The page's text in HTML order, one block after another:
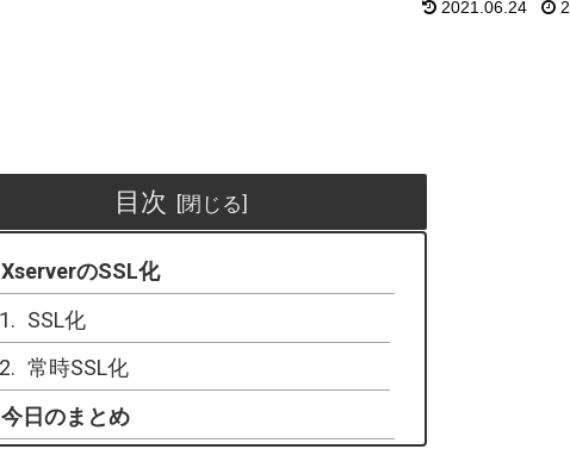
2021.06.24
目次
XserverのSSL化
SSL化
常時SSL化
今日のまとめ